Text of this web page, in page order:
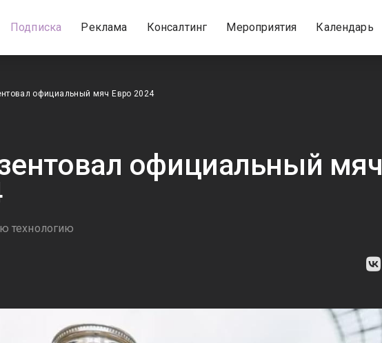
Подписка Реклама Консалтинг Мероприятия Календарь
официальный мяч Евро 2024
официальный мяч
технологию